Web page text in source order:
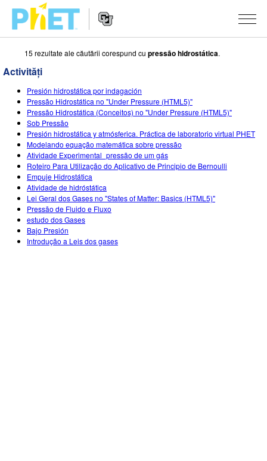
Căutați
pe
site-
ul
PhET
Navigarea
principală
website-
SIMULĂRI
Toate simulările
Fizică
Matematică și Statistică
Chimie
Științele Pământului și ale Spațiului
Biologie
Simulări traduse
STUDIO
About Studio
Customizable Sims
Start a Free Trial
Purchase a License
DESPRE PREDARE
Activități
Contribuiți cu o activitate
Ghid privind contribuția la activități
Workshopuri virtuale
Professional Learning with PhET
CERCETARE
INIȚIATIVE
Design incluziv
PhET Global
AUTENTIFICARE / ÎNREGISTRARE
AUTENTIFICARE / ÎNREGISTRARE
15 rezultate ale căutării corespund cu pressão hidrostática.
Activități
Presión hidrostática por indagación
Pressão Hidrostática no "Under Pressure (HTML5)"
Pressão Hidrostática (Conceitos) no "Under Pressure (HTML5)"
Sob Pressão
Presión hidrostática y atmósferica. Práctica de laboratorio virtual PHET
Modelando equação matemática sobre pressão
Atividade Experimental_pressão de um gás
Roteiro Para Utilização do Aplicativo de Principio de Bernoulli
Empuje Hidrostática
Atividade de hidróstática
Lei Geral dos Gases no "States of Matter: Basics (HTML5)"
Pressão de Fluido e Fluxo
estudo dos Gases
Bajo Presión
Introdução a Leis dos gases